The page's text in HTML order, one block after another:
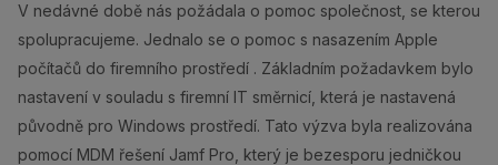
V nedávné době nás požádala o pomoc společnost, se kterou
spolupracujeme. Jednalo se o pomoc s nasazením Apple
počítačů do firemního prostředí . Základním požadavkem bylo
nastavení v souladu s firemní IT směrnicí, která je nastavená
původně pro Windows prostředí. Tato výzva byla realizována
pomocí MDM řešení Jamf Pro, který je bezesporu jedničkou